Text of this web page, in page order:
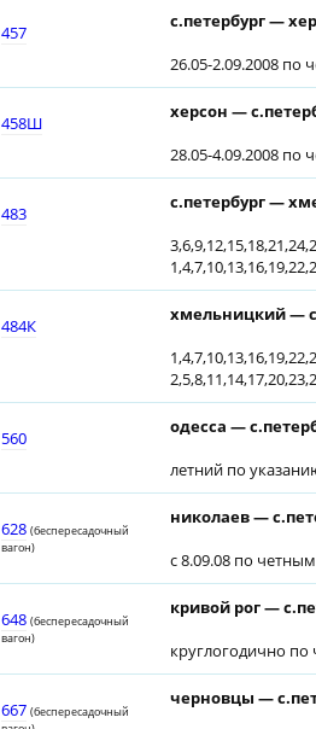
457
с.петербург —
26.05-2.09.2008 по
458Ш
херсон —
28.05-4.09.2008 по
483
с.петербург —
484К
хмельницкий —
560
одесса —
летний по
628 (беспересадочный
вагон)
николаев —
с 8.09.08 по четным
648 (беспересадочный
вагон)
кривой рог —
круглогодично
667 (беспересадочный
черновцы —